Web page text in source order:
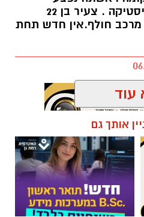
בראש.נתון נוסף לסטטיסטיקה . צעיר בן 22
מרכב חולף.אין חדש תחת
עוד
אותך גם